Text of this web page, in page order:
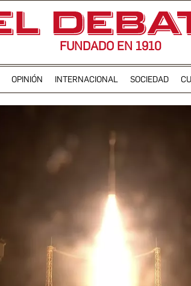
FUNDADO EN 1910
OPINIÓN INTERNACIONAL SOCIEDAD